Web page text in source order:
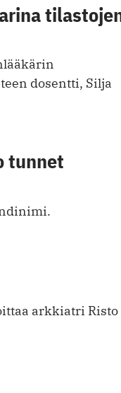
dosentti, Silja
tunnet
arkkiatri Risto